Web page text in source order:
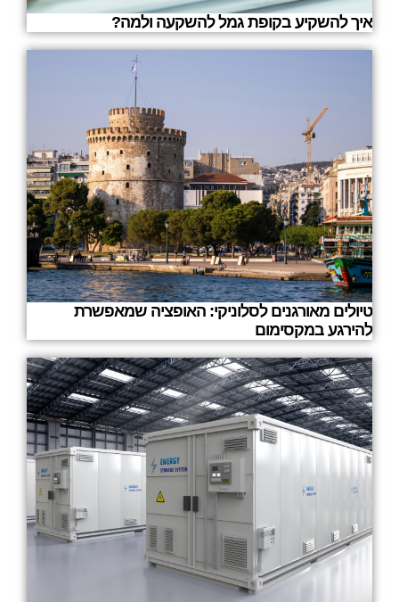
איך להשקיע בקופת גמל להשקעה ולמה?
טיולים מאורגנים לסלוניקי: האופציה שמאפשרת
להירגע במקסימום